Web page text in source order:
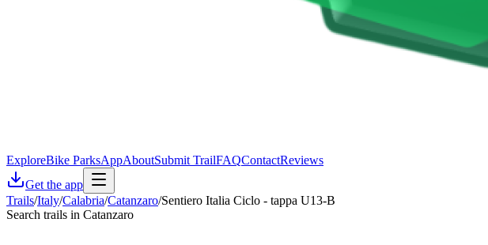
ExploreBike ParksAppAboutSubmit TrailFAQContactReviews
Get the app
Trails/Italy/Calabria/Catanzaro/Sentiero Italia Ciclo - tappa U13-B
Search trails in Catanzaro